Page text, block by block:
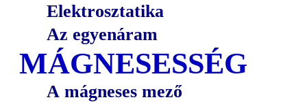
Elektrosztatika
Az egyenáram
MÁGNESESSÉG
A mágneses mező